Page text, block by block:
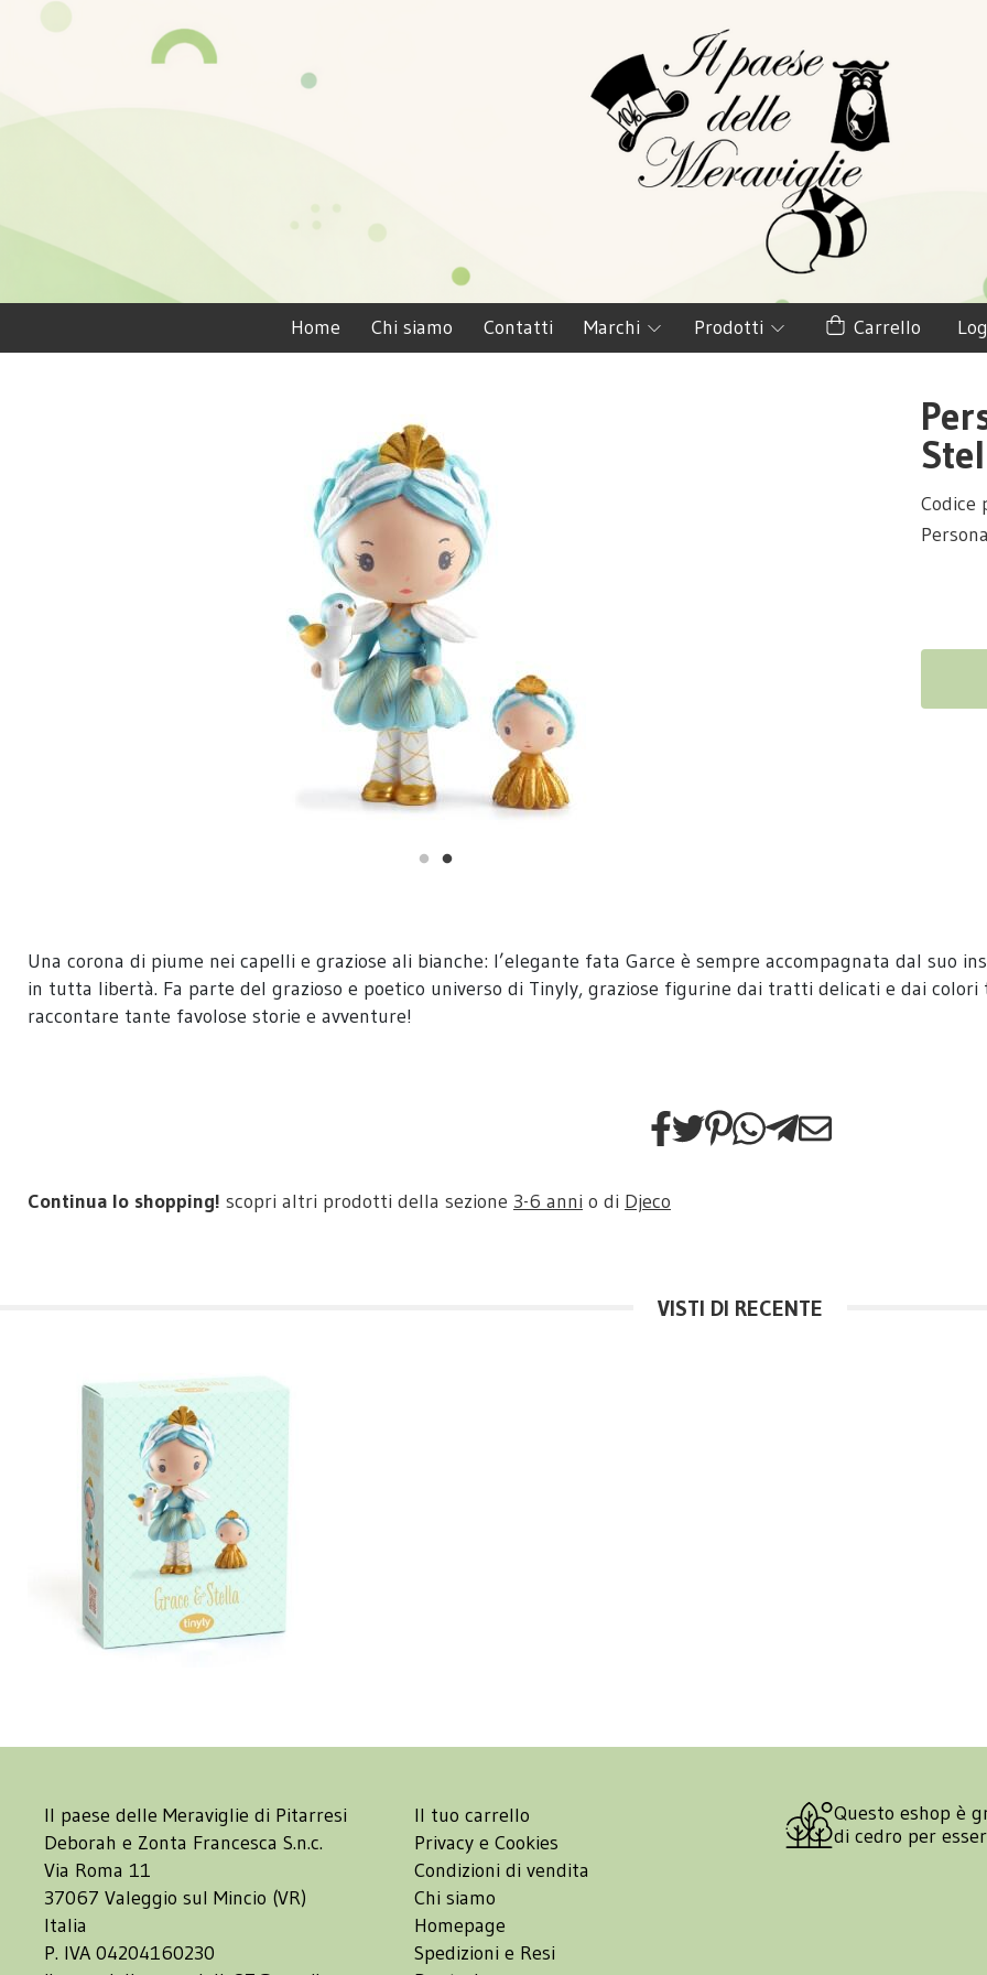
Home Chi siamo Contatti Marchi Prodotti Carrello
Codice
Una corona di piume nei capelli e graziose ali bianche: l’elegante fata Garce è sempre accompagnata dal suo
in tutta libertà. Fa parte del grazioso e poetico universo di Tinyly, graziose figurine dai tratti delicati e dai colori
raccontare tante favolose storie e avventure!
Continua lo shopping! scopri altri prodotti della sezione 3-6 anni o di Djeco
VISTI DI RECENTE
Il paese delle Meraviglie di Pitarresi
Deborah e Zonta Francesca S.n.c.
Via Roma 11
37067 Valeggio sul Mincio (VR)
Italia
P. IVA 04204160230
Il tuo carrello
Privacy e Cookies
Condizioni di vendita
Chi siamo
Homepage
Spedizioni e Resi
Questo eshop è
di cedro per